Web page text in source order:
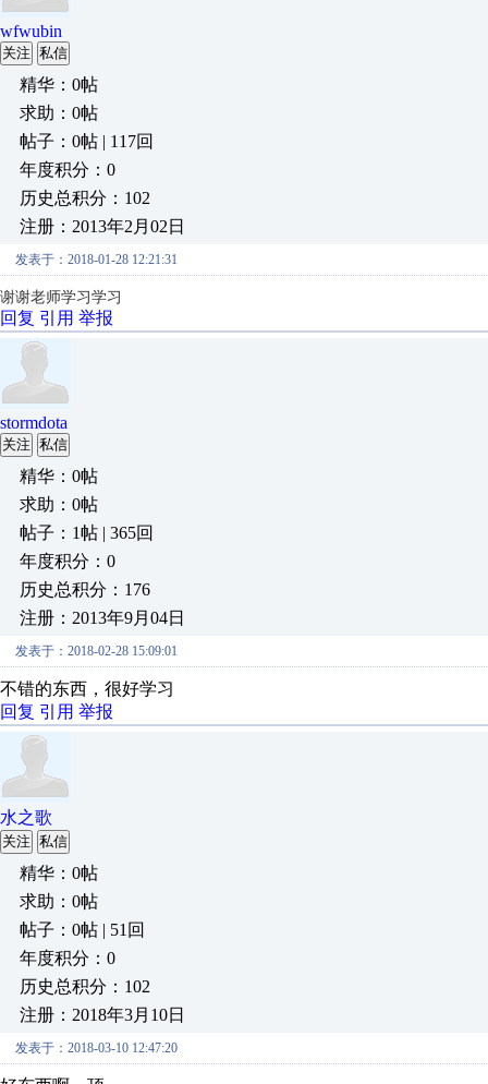
wfwubin
关注 私信
精华：0帖
求助：0帖
帖子：0帖 | 117回
年度积分：0
历史总积分：102
注册：2013年2月02日
发表于：2018-01-28 12:21:31
谢谢老师学习学习
回复 引用 举报
stormdota
关注 私信
精华：0帖
求助：0帖
帖子：1帖 | 365回
年度积分：0
历史总积分：176
注册：2013年9月04日
发表于：2018-02-28 15:09:01
不错的东西，很好学习
回复 引用 举报
水之歌
关注 私信
精华：0帖
求助：0帖
帖子：0帖 | 51回
年度积分：0
历史总积分：102
注册：2018年3月10日
发表于：2018-03-10 12:47:20